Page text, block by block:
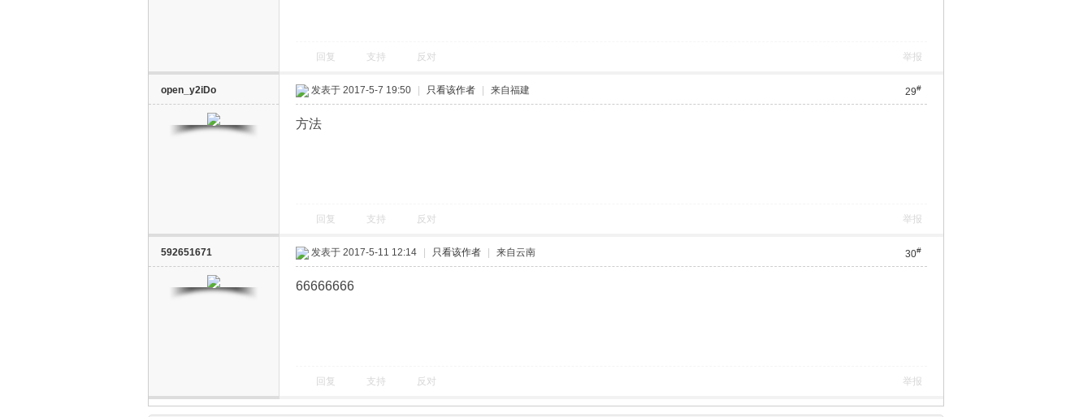
回复 支持 反对 举报
open_y2iDo 29#
发表于 2017-5-7 19:50 只看该作者 来自福建
方法
回复 支持 反对 举报
592651671 30#
发表于 2017-5-11 12:14 只看该作者 来自云南
66666666
回复 支持 反对 举报